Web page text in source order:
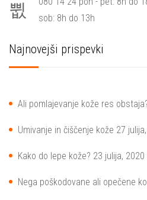
sob: 8h do 13h
Najnovejši prispevki
Ali pomlajevanje kože res
Umivanje in čiščenje kože 27
Kako do lepe kože? 23 julija, 2020
Nega poškodovane ali opečene